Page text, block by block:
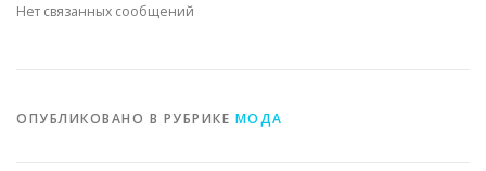
Нет связанных сообщений
ОПУБЛИКОВАНО В РУБРИКЕ МОДА